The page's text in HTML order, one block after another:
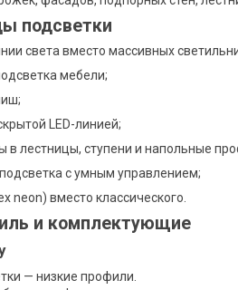
подсветки
света вместо массивных
мебели;
LED-линией;
в лестницы, ступени и напольные
с умным управлением;
neon) вместо классического.
и комплектующие
— низкие профили.